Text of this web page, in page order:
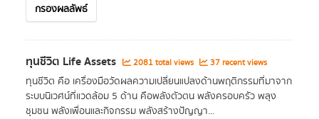
กรองผลลัพธ์
ทุนชีวิต Life Assets 2081 total views 37 recent views
ทุนชีวิต คือ เครื่องมือวัดผลความเปลี่ยนแปลงด้านพฤติกรรมที่มาจาก
ระบบนิเวศน์ที่แวดล้อม 5 ด้าน คือพลังตัวตน พลังครอบครัว พลุง
ชุมชน พลังเพื่อนและกิจกรรม พลังสร้างปัญญา...